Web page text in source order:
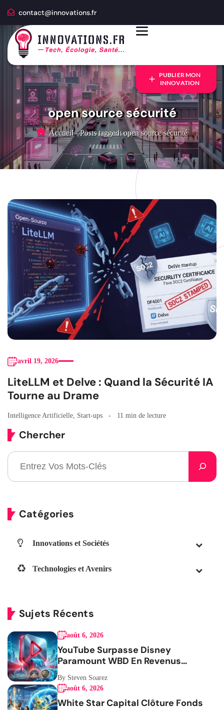
contact@innovations.fr
PUBLIER MON
INNOVATION
open source sécurité
Accueil - Posts tagged: open source sécurité
avril 19, 2026
LiteLLM et Delve : Quand la Sécurité IA
Tourne au Drame
Intelligence Artificielle Start-ups 11 min de lecture
Chercher
Catégories
Innovations et Sociétés
Technologies et Avenirs
Sujets Récents
août 6, 2026
YouTube Surpasse Disney
Paramount WBD En Revenus
Publicitaires
By Steven Soarez
août 6, 2026
White Star Capital Clôture Fonds